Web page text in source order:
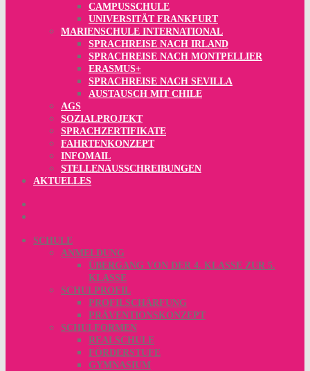
CAMPUSSCHULE
UNIVERSITÄT FRANKFURT
MARIENSCHULE INTERNATIONAL
SPRACHREISE NACH IRLAND
SPRACHREISE NACH MONTPELLIER
ERASMUS+
SPRACHREISE NACH SEVILLA
AUSTAUSCH MIT CHILE
AGS
SOZIALPROJEKT
SPRACHZERTIFIKATE
FAHRTENKONZEPT
INFOMAIL
STELLENAUSSCHREIBUNGEN
AKTUELLES
SCHULE
ANMELDUNG
ÜBERGANG VON DER 4. KLASSE ZUR 5.
KLASSE
SCHULPROFIL
PROFILSCHÄRFUNG
PRÄVENTIONSKONZEPT
SCHULFORMEN
REALSCHULE
FÖRDERSTUFE
GYMNASIUM